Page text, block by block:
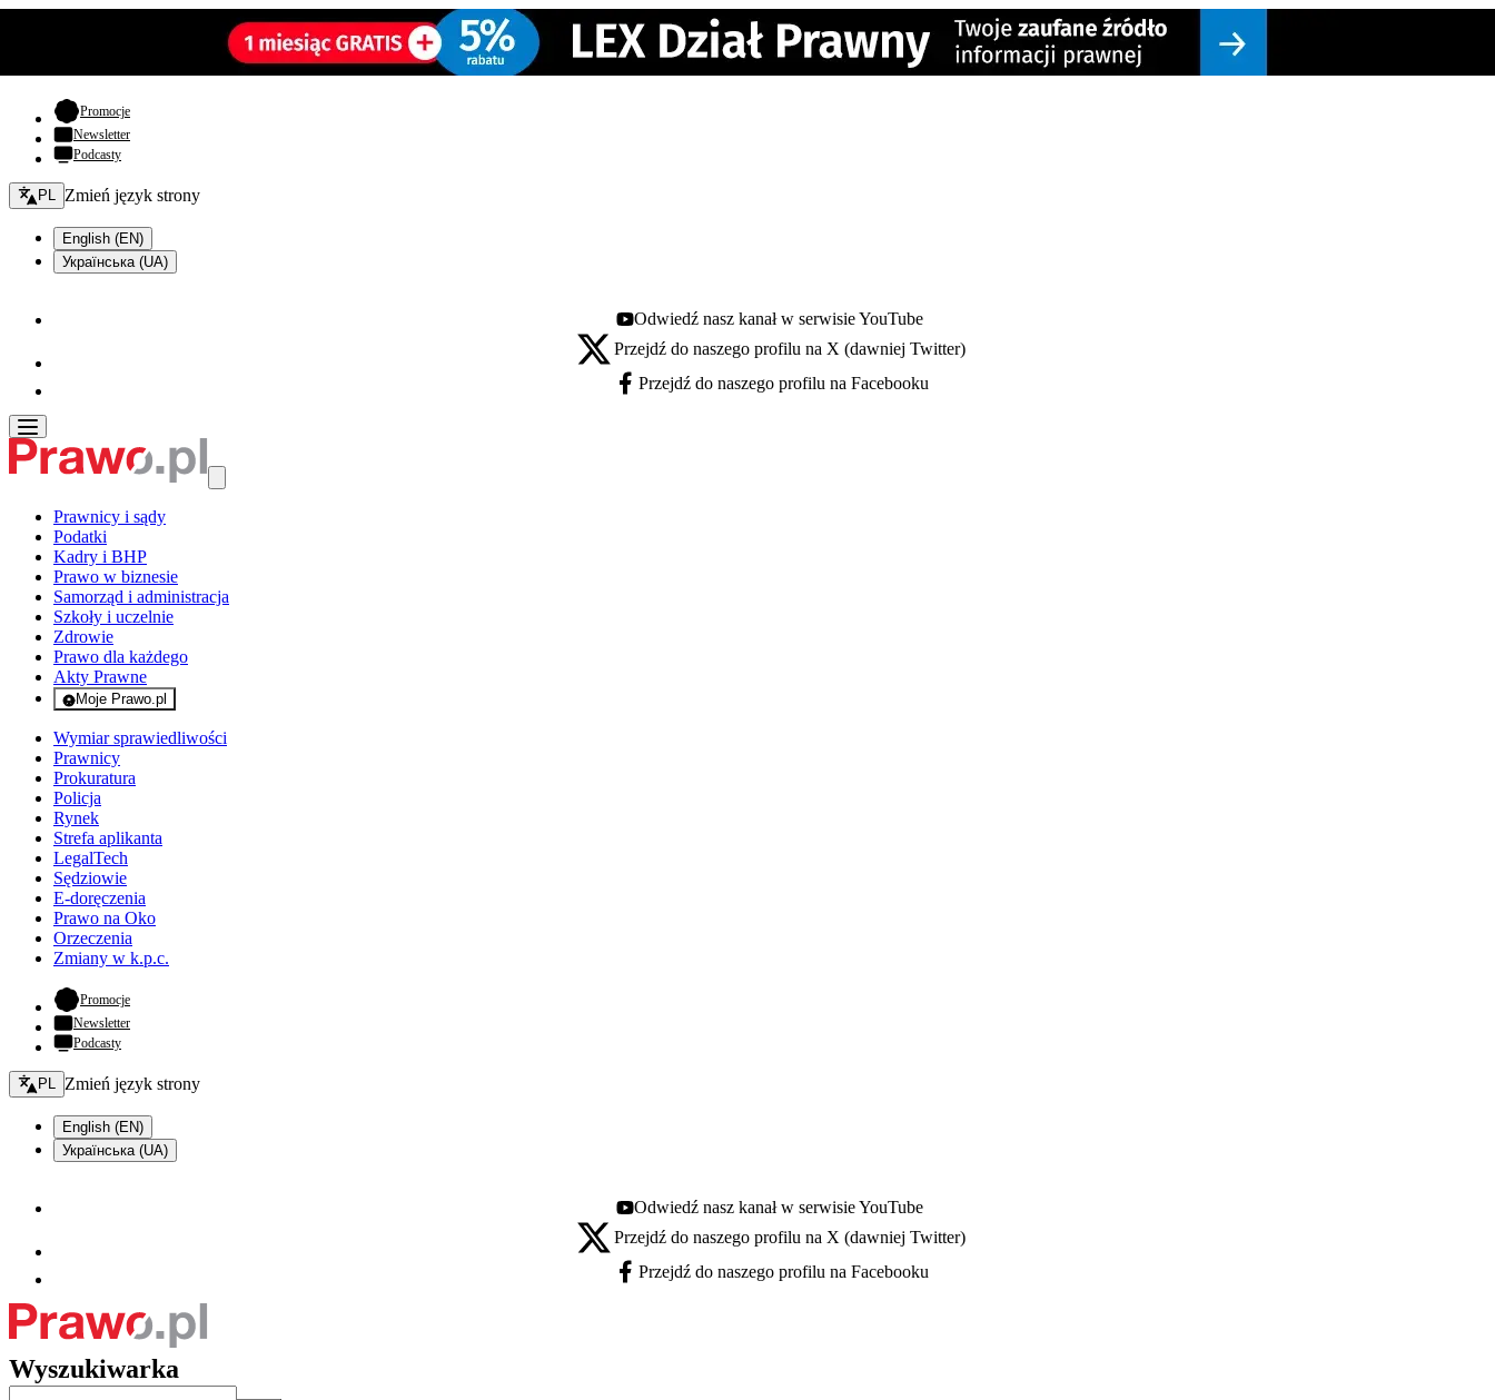
Promocje- otwiera się w nowej karcie
Newsletter
Podcasty
Zmień język - bieżący:
PL Zmień język strony
English (EN)
Українська (UA)
Youtube - otwiera się w nowej karcie
Odwiedź nasz kanał w serwisie YouTube
X - otwiera się w nowej karcie
Przejdź do naszego profilu na X (dawniej Twitter)
Facebook - otwiera się w nowej karcie
Przejdź do naszego profilu na Facebooku
Prawnicy i sądy
Podatki
Kadry i BHP
Prawo w biznesie
Samorząd i administracja
Szkoły i uczelnie
Zdrowie
Prawo dla każdego
Akty Prawne
Moje Prawo.pl
- rejestracja i logowanie do serwisu
Wymiar sprawiedliwości
Prawnicy
Prokuratura
Policja
Rynek
Strefa aplikanta
LegalTech
Sędziowie
E-doręczenia
Prawo na Oko
Orzeczenia
Zmiany w k.p.c.
Promocje- otwiera się w nowej karcie
Newsletter
Podcasty
Zmień język - bieżący:
PL Zmień język strony
English (EN)
Українська (UA)
Youtube - otwiera się w nowej karcie
Odwiedź nasz kanał w serwisie YouTube
X - otwiera się w nowej karcie
Przejdź do naszego profilu na X (dawniej Twitter)
Facebook - otwiera się w nowej karcie
Przejdź do naszego profilu na Facebooku
Wyszukiwarka